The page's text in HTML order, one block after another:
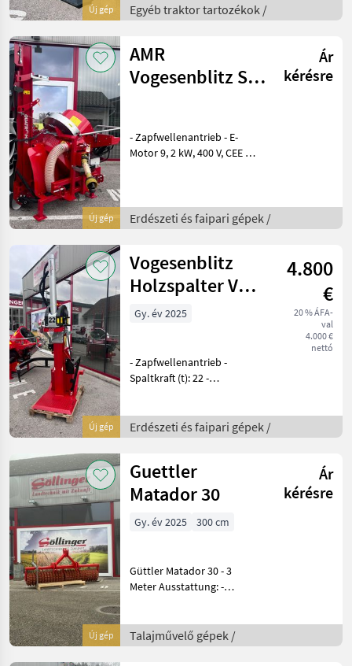
Új gép
Serienausstattung: +
Dreipunktanbau + CAT I Ø
Egyéb traktor tartozékok /
Új gép
AMR
Vogesenblitz SAT
Ár
kérésre
- Zapfwellenantrieb - E-
Motor 9, 2 kW, 400 V, CEE 32
geteilte Segmente, Länge
5m, Bandbreite
Erdészeti és faipari gépek /
Új gép
Vogesenblitz
Holzspalter VPF
22
4.800
€
20 % ÁFA-
val
4.000 €
nettó
Gy. év 2025
- Zapfwellenantrieb -
Spaltkraft (t): 22 -
Stufe 1; 11, 4 // Stufe 2; 23, 3
- Stempelrücklauf (cm/s):
Erdészeti és faipari gépek /
Új gép
Guettler
Matador 30
Ár
kérésre
Gy. év 2025 300 cm
Güttler Matador 30 - 3
Meter Ausstattung: -
Durchmesser 45/50 cm,
robuster Guss - Baujahr:
Talajművelő gépek /